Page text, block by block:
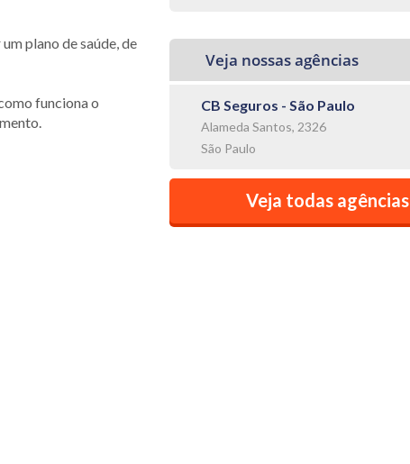
plano de saúde, de
funciona o
Veja nossas agências
CB Seguros - São Paulo
Alameda Santos, 2326
São Paulo
Veja todas agências